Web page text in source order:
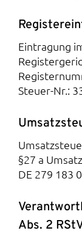
Eintragung
Steuer-Nr.:
§27 a
DE 279 183
Abs. 2